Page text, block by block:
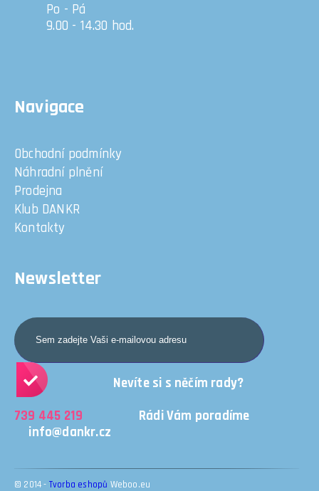
Po - Pá
9.00 - 14.30 hod.
Navigace
Obchodní podmínky
Náhradní plnění
Prodejna
Klub DANKR
Kontakty
Newsletter
Nevíte si s něčím rady?
Rádi Vám poradíme
739 445 219
info@dankr.cz
© 2014 - Tvorba eshopů Weboo.eu